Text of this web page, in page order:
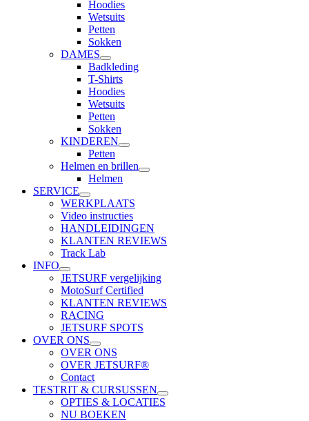
Hoodies
Wetsuits
Petten
Sokken
DAMES
Badkleding
T-Shirts
Hoodies
Wetsuits
Petten
Sokken
KINDEREN
Petten
Helmen en brillen
Helmen
SERVICE
WERKPLAATS
Video instructies
HANDLEIDINGEN
KLANTEN REVIEWS
Track Lab
INFO
JETSURF vergelijking
MotoSurf Certified
KLANTEN REVIEWS
RACING
JETSURF SPOTS
OVER ONS
OVER ONS
OVER JETSURF®
Contact
TESTRIT & CURSUSSEN
OPTIES & LOCATIES
NU BOEKEN